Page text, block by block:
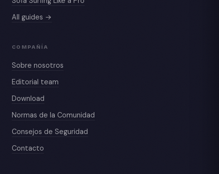
All guides →
COMPAÑÍA
Sobre nosotros
Editorial team
Download
Normas de la Comunidad
Consejos de Seguridad
Contacto